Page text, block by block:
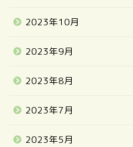
2023年10月
2023年9月
2023年8月
2023年7月
2023年5月